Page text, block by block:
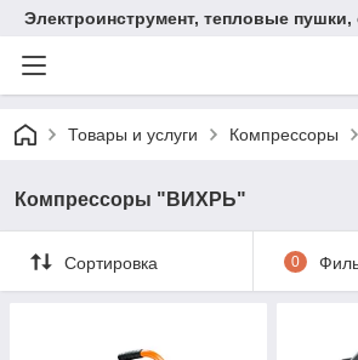
Электроинструмент, тепловые
Товары и услуги Компрессоры
Компрессоры "ВИХРЬ"
Сортировка 0